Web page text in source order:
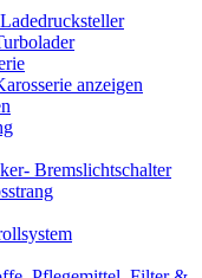
anzeigen
Bremslichtschalter